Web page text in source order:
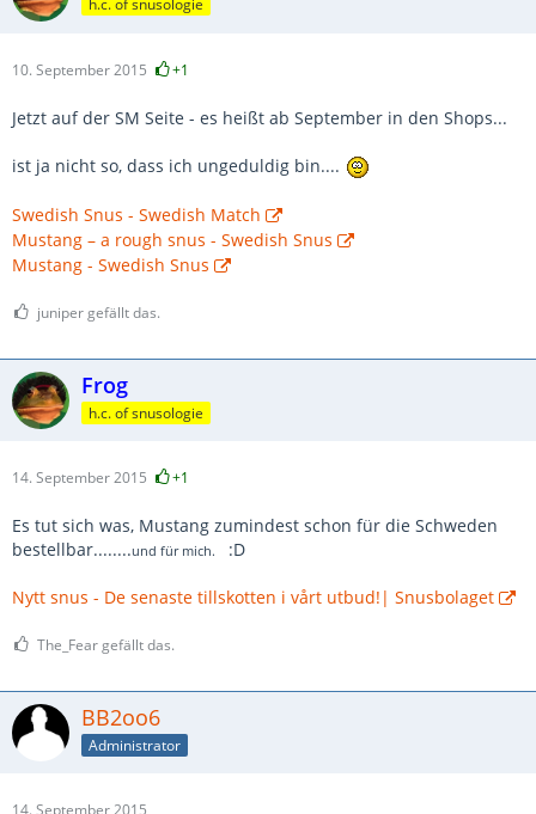
h.c. of snusologie
10. September 2015 +1
Jetzt auf der SM Seite - es heißt ab September in den Shops...
ist ja nicht so, dass ich ungeduldig bin....
Swedish Snus - Swedish Match
Mustang – a rough snus - Swedish Snus
Mustang - Swedish Snus
juniper gefällt das.
Frog
h.c. of snusologie
14. September 2015 +1
Es tut sich was, Mustang zumindest schon für die Schweden
bestellbar........und für mich. :D
Nytt snus - De senaste tillskotten i vårt utbud!| Snusbolaget
The_Fear gefällt das.
BB2oo6
Administrator
14. September 2015